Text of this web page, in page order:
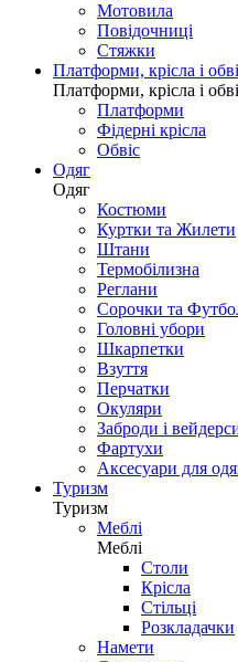
Мотовила
Повідочниці
Стяжки
Платформи, крісла і
Платформи, крісла і
Платформи
Фідерні крісла
Обвіс
Одяг
Одяг
Костюми
Куртки та Жилети
Штани
Термобілизна
Реглани
Сорочки та
Головні убори
Шкарпетки
Взуття
Перчатки
Окуляри
Заброди і
Фартухи
Аксесуари для
Туризм
Туризм
Меблі
Меблі
Столи
Крісла
Стільці
Розкладачки
Намети